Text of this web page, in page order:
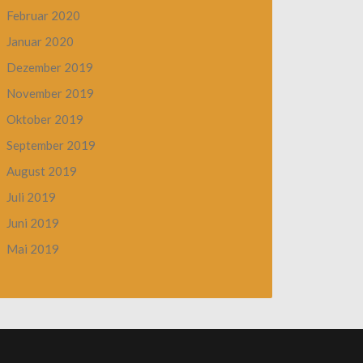
Februar 2020
Januar 2020
Dezember 2019
November 2019
Oktober 2019
September 2019
August 2019
Juli 2019
Juni 2019
Mai 2019